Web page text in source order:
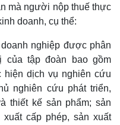
mà người nộp thuế thực
doanh, cụ thể:
nghiệp được phân
của tập đoàn bao gồm
hiện dịch vụ nghiên cứu
nghiên cứu phát triển,
thiết kế sản phẩm; sản
cấp phép, sản xuất